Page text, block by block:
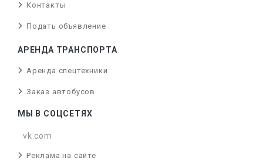
Контакты
Подать объявление
АРЕНДА ТРАНСПОРТА
Аренда спецтехники
Заказ автобусов
МЫ В СОЦСЕТЯХ
vk.com
Реклама на сайте